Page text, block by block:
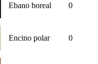
Ebano boreal 0
Encino polar 0